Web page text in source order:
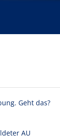
Geht das?
AU